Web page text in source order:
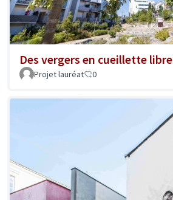
Des vergers en cueillette libre
Projet lauréat 0